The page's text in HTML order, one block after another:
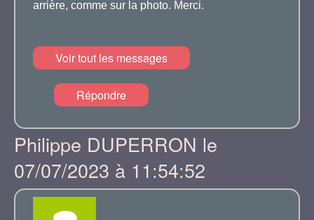
arrière, comme sur la photo. Merci.
Voir tout les messages
Répondre
Philippe DUPERRON le
07/07/2023 à 11:54:52